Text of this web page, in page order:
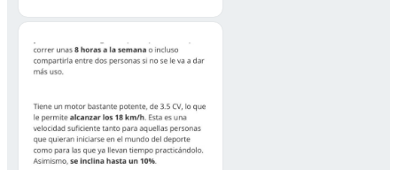
parte de las calorias, distancia,
incremento de velocidad
funciona perfectamente y la
cinta realiza su función a la